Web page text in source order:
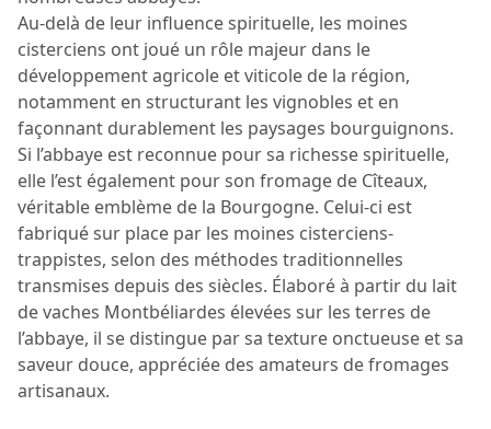
Au-delà de leur influence spirituelle, les moines
cisterciens ont joué un rôle majeur dans le
développement agricole et viticole de la région,
notamment en structurant les vignobles et en
façonnant durablement les paysages bourguignons.
Si l’abbaye est reconnue pour sa richesse spirituelle,
elle l’est également pour son fromage de Cîteaux,
véritable emblème de la Bourgogne. Celui-ci est
fabriqué sur place par les moines cisterciens-
trappistes, selon des méthodes traditionnelles
transmises depuis des siècles. Élaboré à partir du lait
de vaches Montbéliardes élevées sur les terres de
l’abbaye, il se distingue par sa texture onctueuse et sa
saveur douce, appréciée des amateurs de fromages
artisanaux.